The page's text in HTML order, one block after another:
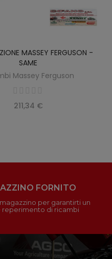
AL CARRELLO
MASSEY FERGUSON -
SAME
Massey Ferguson
211,34 €
FORNITO
per garantirti un
reperimento di ricambi